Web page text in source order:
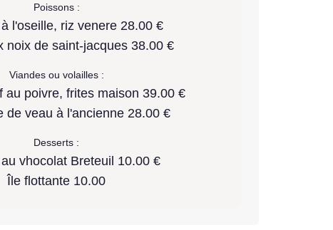
Poissons :
l'oseille, riz venere 28.00 €
noix de saint-jacques 38.00 €
Viandes ou volailles :
poivre, frites maison 39.00 €
de veau à l'ancienne 28.00 €
Desserts :
vhocolat Breteuil 10.00 €
Île flottante 10.00